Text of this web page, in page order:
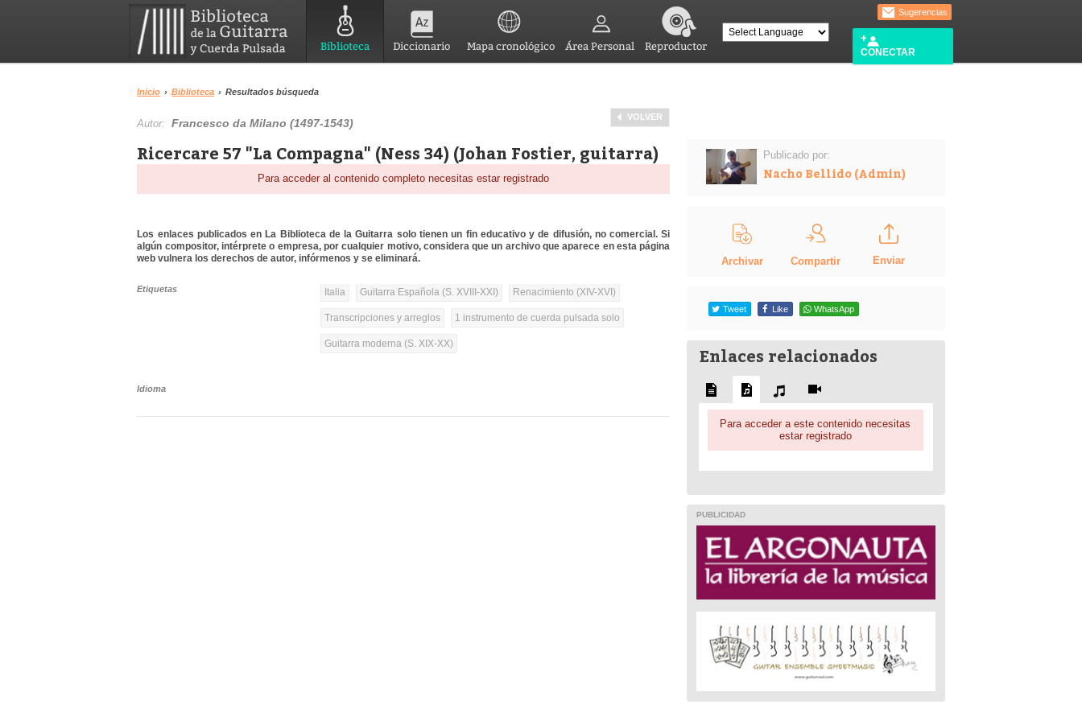
Biblioteca Diccionario Mapa cronológico Área Personal Reproductor
Sugerencias
CONECTAR
Inicio › Biblioteca › Resultados búsqueda
VOLVER
Autor:Francesco da Milano (1497-1543)
Ricercare 57 "La Compagna" (Ness 34) (Johan Fostier, guitarra)
Para acceder al contenido completo necesitas estar registrado
Los enlaces publicados en La Biblioteca de la Guitarra solo tienen un fin educativo y de difusión, no comercial. Si
algún compositor, intérprete o empresa, por cualquier motivo, considera que un archivo que aparece en esta página
web vulnera los derechos de autor, infórmenos y se eliminará.
Etiquetas Italia Guitarra Española (S. XVIII-XXI) Renacimiento (XIV-XVI)
Transcripciones y arreglos 1 instrumento de cuerda pulsada solo
Guitarra moderna (S. XIX-XX)
Idioma
Publicado por:
Nacho Bellido (Admin)
Archivar Compartir Enviar
Tweet Like WhatsApp
Enlaces relacionados
Para acceder a este contenido necesitas
estar registrado
PUBLICIDAD